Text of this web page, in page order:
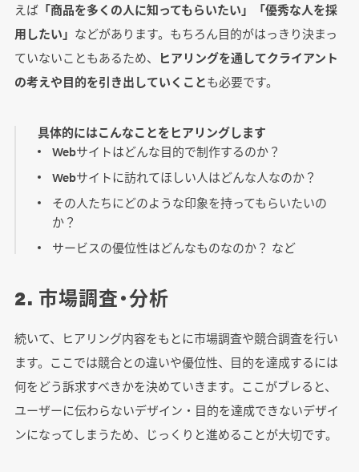
えば「商品を多くの人に知ってもらいたい」「優秀な人を採
用したい」 などがあります。もちろん目的がはっきり決まっ
ていないこともあるため、
ヒアリングを通してクライアント
の考えや目的を引き出していくことも必要です。
具体的にはこんなことをヒアリングします
Webサイトはどんな目的で制作するのか？
Webサイトに訪れてほしい人はどんな人なのか？
その人たちにどのような印象を持ってもらいたいの
か？
サービスの優位性はどんなものなのか？ など
2. 市場調査・分析
続いて、ヒアリング内容をもとに市場調査や競合調査を行い
ます。ここでは競合との違いや優位性、目的を達成するには
何をどう訴求すべきかを決めていきます。ここがブレると、
ユーザーに伝わらないデザイン・目的を達成できないデザイ
ンになってしまうため、じっくりと進めることが大切です。